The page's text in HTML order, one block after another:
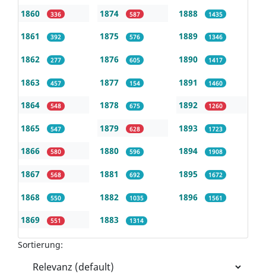
1860 336
1861 392
1862 277
1863 457
1864 548
1865 547
1866 580
1867 568
1868 550
1869 551
1874 587
1875 576
1876 605
1877 154
1878 675
1879 628
1880 596
1881 692
1882 1035
1883 1314
1888 1435
1889 1346
1890 1417
1891 1460
1892 1260
1893 1723
1894 1908
1895 1672
1896 1561
Sortierung: